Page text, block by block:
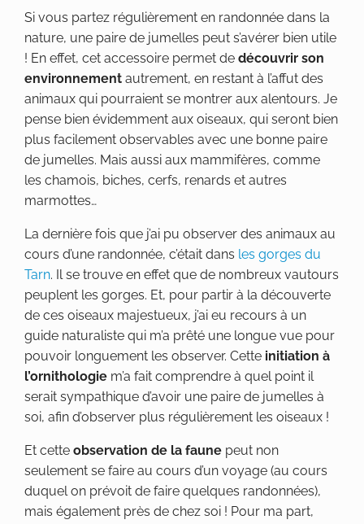
Si vous partez régulièrement en randonnée dans la
nature, une paire de jumelles peut s’avérer bien utile
! En effet, cet accessoire permet de découvrir son
environnement autrement, en restant à l’affut des
animaux qui pourraient se montrer aux alentours. Je
pense bien évidemment aux oiseaux, qui seront bien
plus facilement observables avec une bonne paire
de jumelles. Mais aussi aux mammifères, comme
les chamois, biches, cerfs, renards et autres
marmottes…
La dernière fois que j’ai pu observer des animaux au
cours d’une randonnée, c’était dans les gorges du
Tarn. Il se trouve en effet que de nombreux vautours
peuplent les gorges. Et, pour partir à la découverte
de ces oiseaux majestueux, j’ai eu recours à un
guide naturaliste qui m’a prêté une longue vue pour
pouvoir longuement les observer. Cette initiation à
l’ornithologie m’a fait comprendre à quel point il
serait sympathique d’avoir une paire de jumelles à
soi, afin d’observer plus régulièrement les oiseaux !
Et cette observation de la faune peut non
seulement se faire au cours d’un voyage (au cours
duquel on prévoit de faire quelques randonnées),
mais également près de chez soi ! Pour ma part,